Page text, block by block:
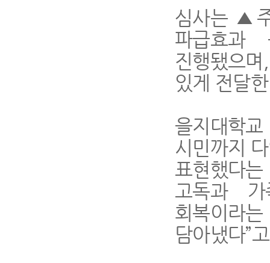
심사는 ▲
파급효과
진행됐으
있게 전달
을지대학
시민까지
표현했다
고독과
회복이라
담아냈다”